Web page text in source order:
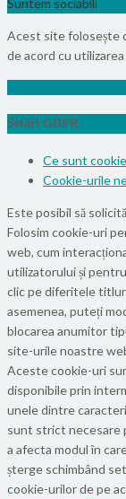
Acest site folosește
de acord cu
Setări GDPR
Ce sunt
Cookie-urile
Este posibil să
Folosim cookie-uri
web, cum
utilizatorului și
clic pe diferitele
asemenea, puteți
blocarea anumitor
site-urile noastre
Aceste cookie-uri
disponibile prin
unele dintre
sunt strict necesare
a afecta modul în
șterge schimbând
cookie-urilor de pe